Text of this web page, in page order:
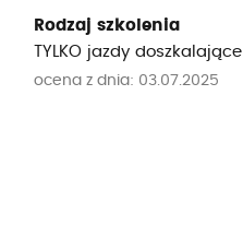
Rodzaj szkolenia
TYLKO jazdy doszkalające
ocena z dnia: 03.07.2025